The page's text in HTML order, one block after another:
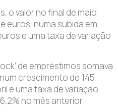
o valor no final de maio
euros, numa subida em
e uma taxa de variação
de empréstimos somava
crescimento de 145
e uma taxa de variação
no mês anterior.